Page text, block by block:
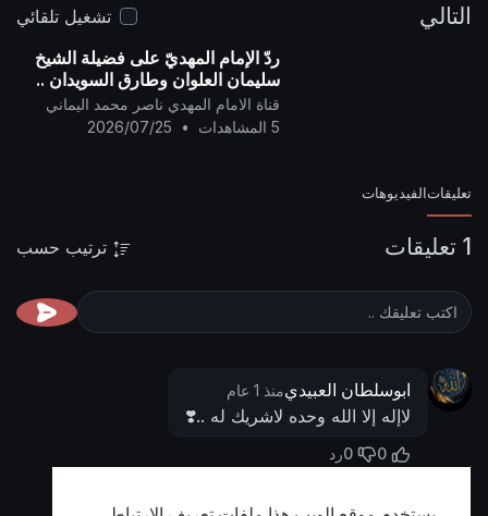
التالي
تشغيل تلقائي
ردّ الإمام المهديّ على فضيلة الشيخ
سليمان العلوان وطارق السويدان ..
قناة الامام المهدي ناصر محمد اليماني
5 المشاهدات
•
2026/07/25
تعليقات الفيديوهات
1 تعليقات ترتيب حسب
ابوسلطان العبيديمنذ 1 عام
لاإله إلا الله وحده لاشريك له ..❣️
0
0رد